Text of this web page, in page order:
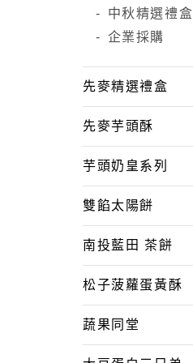
中秋精選禮盒
企業採購
先麥精選禮盒
先麥芋頭酥
芋頭奶皇系列
雙餡太陽餅
南投藍田 茶餅
松子菠蘿蛋黃酥
蔬果同堂